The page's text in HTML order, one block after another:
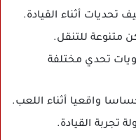
تحديات أثناء القيادة.
متنوعة للتنقل.
تحدي مختلفة
واقعيا أثناء اللعب.
تجربة القيادة.